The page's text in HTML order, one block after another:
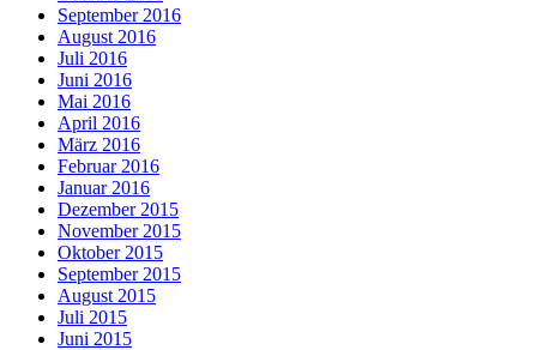
September 2016
August 2016
Juli 2016
Juni 2016
Mai 2016
April 2016
März 2016
Februar 2016
Januar 2016
Dezember 2015
November 2015
Oktober 2015
September 2015
August 2015
Juli 2015
Juni 2015